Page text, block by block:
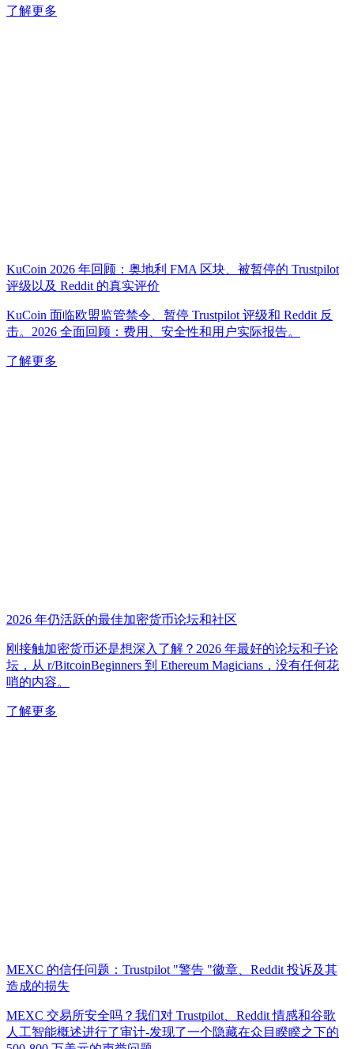
了解更多
KuCoin 2026 年回顾：奥地利 FMA 区块、被暂停的 Trustpilot
评级以及 Reddit 的真实评价
KuCoin 面临欧盟监管禁令、暂停 Trustpilot 评级和 Reddit 反
击。2026 全面回顾：费用、安全性和用户实际报告。
了解更多
2026 年仍活跃的最佳加密货币论坛和社区
刚接触加密货币还是想深入了解？2026 年最好的论坛和子论
坛，从 r/BitcoinBeginners 到 Ethereum Magicians，没有任何花
哨的内容。
了解更多
MEXC 的信任问题：Trustpilot "警告 "徽章、Reddit 投诉及其
造成的损失
MEXC 交易所安全吗？我们对 Trustpilot、Reddit 情感和谷歌
人工智能概述进行了审计-发现了一个隐藏在众目睽睽之下的